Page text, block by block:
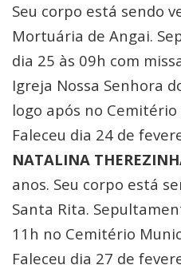
Seu corpo está sendo
Mortuária de Angai.
dia 25 às 09h com
Igreja Nossa Senhora
logo após no Cemitério
Faleceu dia 24 de
NATALINA
anos. Seu corpo está
Santa Rita.
11h no Cemitério
Faleceu dia 27 de